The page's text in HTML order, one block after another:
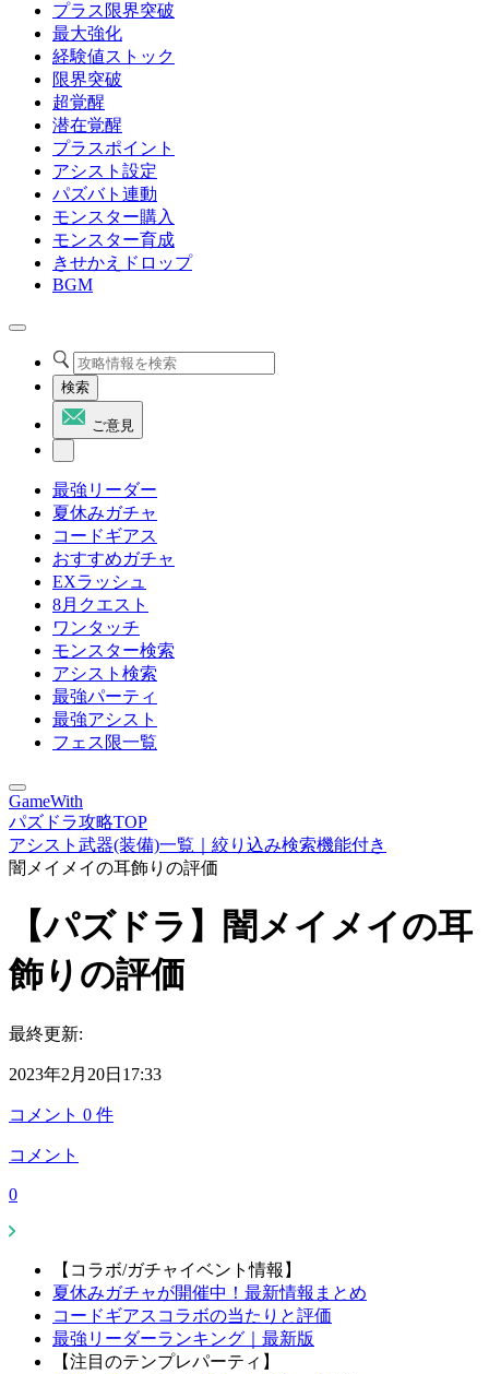
プラス限界突破
最大強化
経験値ストック
限界突破
超覚醒
潜在覚醒
プラスポイント
アシスト設定
パズバト連動
モンスター購入
モンスター育成
きせかえドロップ
BGM
検索
ご意見
最強リーダー
夏休みガチャ
コードギアス
おすすめガチャ
EXラッシュ
8月クエスト
ワンタッチ
モンスター検索
アシスト検索
最強パーティ
最強アシスト
フェス限一覧
GameWith
パズドラ攻略TOP
アシスト武器(装備)一覧｜絞り込み検索機能付き
闇メイメイの耳飾りの評価
【パズドラ】闇メイメイの耳
飾りの評価
最終更新:
2023年2月20日17:33
コメント 0 件
コメント
0
【コラボ/ガチャイベント情報】
夏休みガチャが開催中！最新情報まとめ
コードギアスコラボの当たりと評価
最強リーダーランキング｜最新版
【注目のテンプレパーティ】